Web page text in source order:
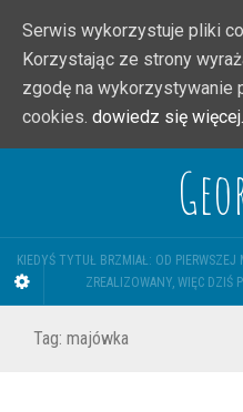
KIEDYŚ TYTUŁ BRZMIAŁ: OD
ZREALIZOWANY, WIĘC DZIŚ
Tag: majówka
Serwis wykorzystuje pliki
Korzystając ze strony
zgodę na wykorzystywanie
cookies. dowiedz się więcej.